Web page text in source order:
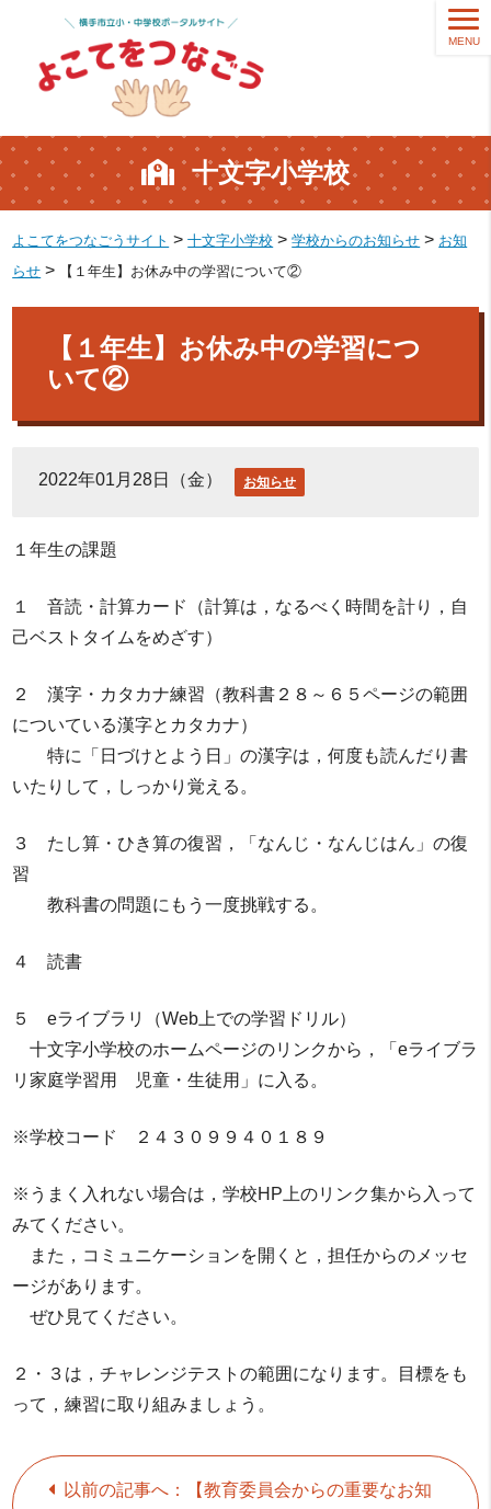
十文字小学校
MENU
よこてをつなごうサイト >十文字小学校 >学校からのお知らせ > お知
らせ > 【１年生】お休み中の学習について②
【１年生】お休み中の学習につ
いて②
2022年01月28日（金） お知らせ
１年生の課題
１ 音読・計算カード（計算は，なるべく時間を計り，自
己ベストタイムをめざす）
２ 漢字・カタカナ練習（教科書２８～６５ページの範囲
についている漢字とカタカナ）
特に「日づけとよう日」の漢字は，何度も読んだり書
いたりして，しっかり覚える。
３ たし算・ひき算の復習，「なんじ・なんじはん」の復
習
教科書の問題にもう一度挑戦する。
４ 読書
５ eライブラリ（Web上での学習ドリル）
十文字小学校のホームページのリンクから，「eライブラ
リ家庭学習用 児童・生徒用」に入る。
※学校コード ２４３０９９４０１８９
※うまく入れない場合は，学校HP上のリンク集から入って
みてください。
また，コミュニケーションを開くと，担任からのメッセ
ージがあります。
ぜひ見てください。
２・３は，チャレンジテストの範囲になります。目標をも
って，練習に取り組みましょう。
以前の記事へ：【教育委員会からの重要なお知